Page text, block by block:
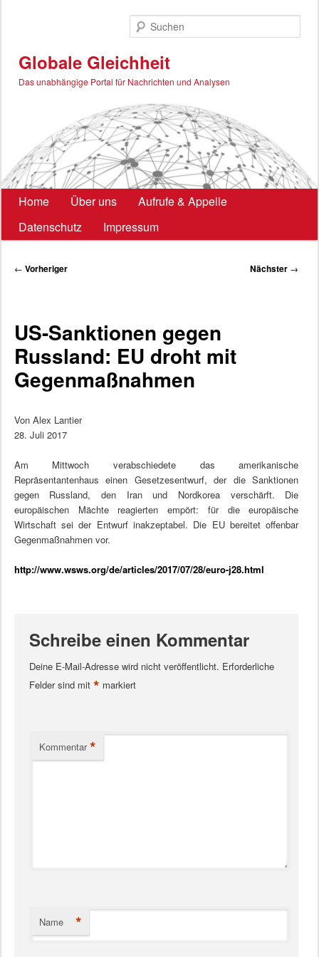
Globale Gleichheit
Das unabhängige Portal für Nachrichten und Analysen
Hauptmenü
Home Über uns
Aufrufe & Appelle
Datenschutz
Impressum
Beitragsnavigation
← Vorheriger Nächster →
US-Sanktionen gegen
Russland: EU droht mit
Gegenmaßnahmen
Von Alex Lantier
28. Juli 2017
Am Mittwoch verabschiedete das amerikanische
Repräsentantenhaus einen Gesetzesentwurf, der die Sanktionen
gegen Russland, den Iran und Nordkorea verschärft. Die
europäischen Mächte reagierten empört: für die europäische
Wirtschaft sei der Entwurf inakzeptabel. Die EU bereitet offenbar
Gegenmaßnahmen vor.
http://www.wsws.org/de/articles/2017/07/28/euro-j28.html
Schreibe einen Kommentar
Deine E-Mail-Adresse wird nicht veröffentlicht. Erforderliche
Felder sind mit * markiert
Kommentar *
Name *